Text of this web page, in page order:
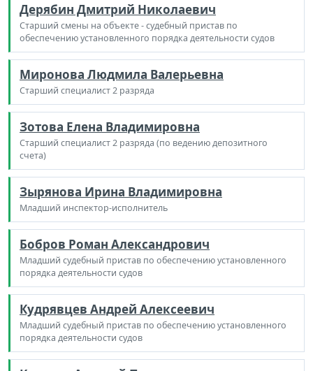
Дерябин Дмитрий Николаевич
Старший смены на объекте - судебный пристав по
обеспечению установленного порядка деятельности судов
Миронова Людмила Валерьевна
Старший специалист 2 разряда
Зотова Елена Владимировна
Старший специалист 2 разряда (по ведению депозитного
счета)
Зырянова Ирина Владимировна
Младший инспектор-исполнитель
Бобров Роман Александрович
Младший судебный пристав по обеспечению установленного
порядка деятельности судов
Кудрявцев Андрей Алексеевич
Младший судебный пристав по обеспечению установленного
порядка деятельности судов